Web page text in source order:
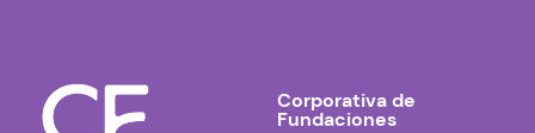
Corporativa de
Fundaciones